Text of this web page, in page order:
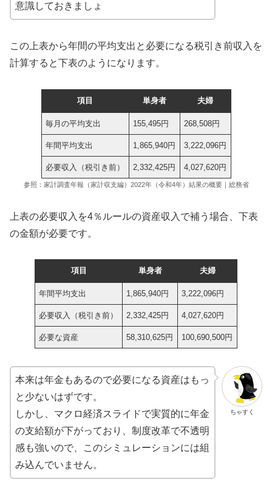
意識しておきましょ
この上表から年間の平均支出と必要になる税引き前収入を
計算すると下表のようになります。
項目 単身者 夫婦
毎月の平均支出 155,495円 268,508円
年間平均支出 1,865,940円 3,222,096円
必要収入（税引き前） 2,332,425円 4,027,620円
参照：家計調査年報（家計収支編）2022年（令和4年）結果の概要｜総務省
上表の必要収入を4％ルールの資産収入で補う場合、下表
の金額が必要です。
項目 単身者 夫婦
年間平均支出 1,865,940円 3,222,096円
必要収入（税引き前） 2,332,425円 4,027,620円
必要な資産 58,310,625円 100,690,500円
ちゃすく
本来は年金もあるので必要になる資産はもっ
と少ないはずです。
しかし、マクロ経済スライドで実質的に年金
の支給額が下がっており、制度改革で不透明
感も強いので、このシミュレーションには組
み込んでいません。